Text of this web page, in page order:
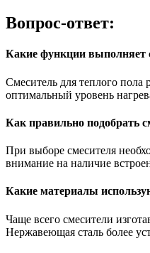
Вопрос-ответ:
Какие функции выполняет
Смеситель для теплого пола
оптимальный уровень
Как правильно подобрать
При выборе смесителя
внимание на наличие
Какие материалы
Чаще всего смесители
Нержавеющая сталь более